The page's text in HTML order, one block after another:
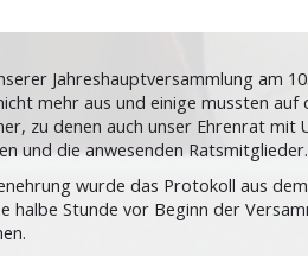
Jahreshauptversammlung am
mehr aus und einige mussten auf
zu denen auch unser Ehrenrat mit
und die anwesenden Ratsmitglieder.
wurde das Protokoll aus
halbe Stunde vor Beginn der